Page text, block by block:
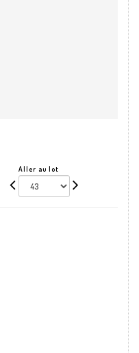
Aller au lot